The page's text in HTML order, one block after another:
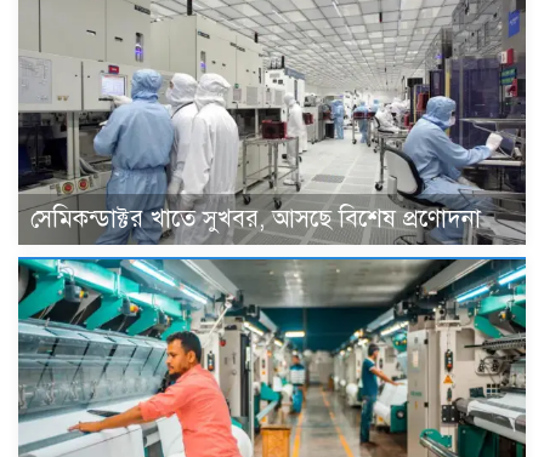
সেমিকন্ডাক্টর খাতে সুখবর, আসছে বিশেষ প্রণোদনা